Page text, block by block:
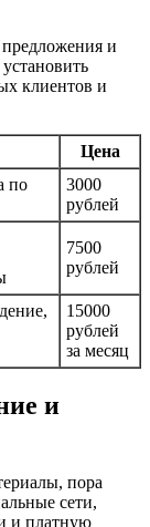
предложения и
клиентов и
Цена
по
3000
рублей
7500
рублей
15000
рублей
за месяц
и
пора
сети,
и платную